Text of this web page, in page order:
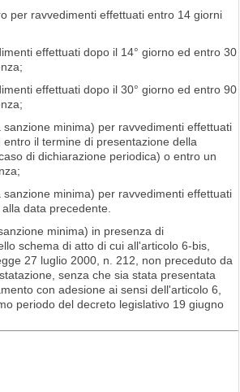
per ravvedimenti effettuati entro 14 giorni
effettuati dopo il 14° giorno ed entro 30
effettuati dopo il 30° giorno ed entro 90
sanzione minima) per ravvedimenti effettuati
il termine di presentazione della
di dichiarazione periodica) o entro un
sanzione minima) per ravvedimenti effettuati
data precedente.
minima) in presenza di
schema di atto di cui all'articolo 6-bis,
27 luglio 2000, n. 212, non preceduto da
senza che sia stata presentata
con adesione ai sensi dell'articolo 6,
periodo del decreto legislativo 19 giugno